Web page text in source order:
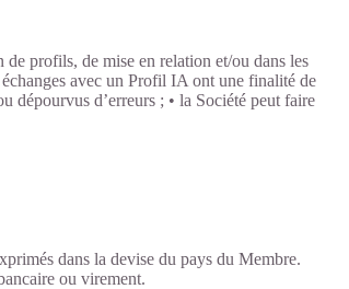
profils, de mise en relation et/ou dans les
avec un Profil IA ont une finalité de
dépourvus d’erreurs ; • la Société peut faire
dans la devise du pays du Membre.
ou virement.